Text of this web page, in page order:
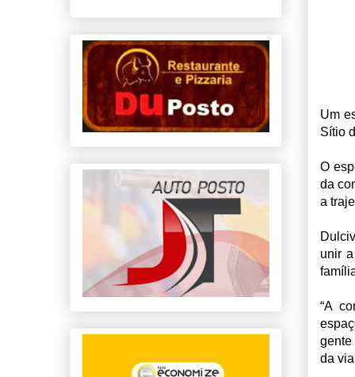
Um
Sítio
O
da
a
unir
“A
gente
da